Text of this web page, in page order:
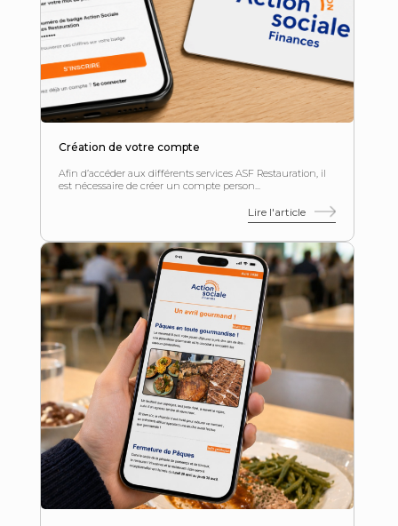
Création de votre compte
Afin d’accéder aux différents services ASF Restauration, il
est nécessaire de créer un compte person...
Lire l'article